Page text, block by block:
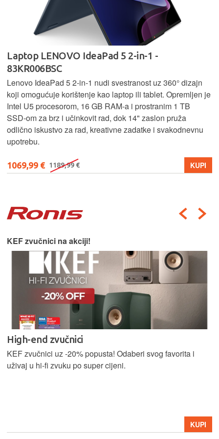
Laptop LENOVO IdeaPad 5 2-in-1 -
83KR006BSC
Lenovo IdeaPad 5 2‑in‑1 nudi svestranost uz 360° dizajn
koji omogućuje korištenje kao laptop ili tablet. Opremljen je
Intel U5 procesorom, 16 GB RAM-a i prostranim 1 TB
SSD‑om za brz i učinkovit rad, dok 14" zaslon pruža
odlično iskustvo za rad, kreativne zadatke i svakodnevnu
upotrebu.
1069,99 € 1189,99 € KUPI
KEF zvučnici na akciji!
High-end zvučnici
KEF zvučnici uz -20% popusta! Odaberi svog favorita i
uživaj u hi-fi zvuku po super cijeni.
KUPI